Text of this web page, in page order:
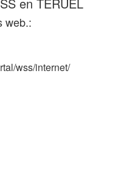
web.:
wss/internet/